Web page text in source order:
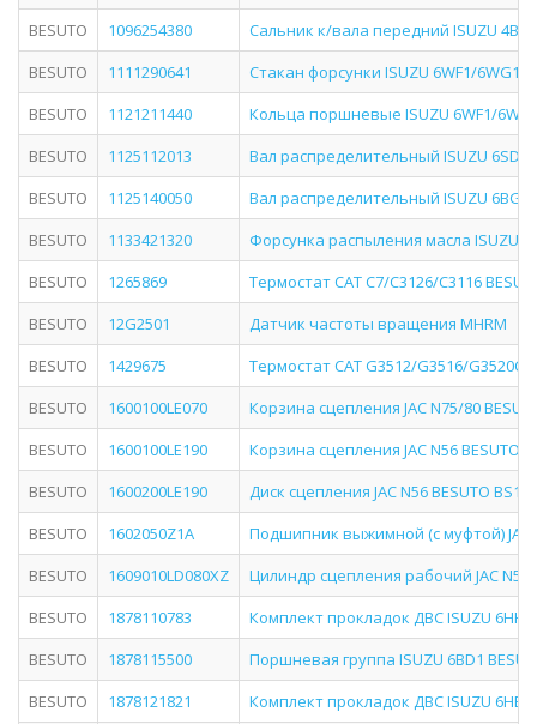
BESUTO
1096254380
Сальник к/вала передний ISUZU
BESUTO
1111290641
Стакан форсунки ISUZU 6WF1/6WG1
BESUTO
1121211440
Кольца поршневые ISUZU 6WF1/6WG1
BESUTO
1125112013
Вал распределительный ISUZU 6SD1
BESUTO
1125140050
Вал распределительный ISUZU 6BG1
BESUTO
1133421320
Форсунка распыления масла ISUZU
BESUTO
1265869
Термостат CAT C7/C3126/C3116
BESUTO
12G2501
Датчик частоты вращения MHRM
BESUTO
1429675
Термостат CAT G3512/G3516/G3520C/
BESUTO
1600100LE070
Корзина сцепления JAC N75/80
BESUTO
1600100LE190
Корзина сцепления JAC N56 BESUTO
BESUTO
1600200LE190
Диск сцепления JAC N56 BESUTO
BESUTO
1602050Z1A
Подшипник выжимной (с муфтой) JAC
BESUTO
1609010LD080XZ
Цилиндр сцепления рабочий JAC N56
BESUTO
1878110783
Комплект прокладок ДВС ISUZU 6HH1
BESUTO
1878115500
Поршневая группа ISUZU 6BD1
BESUTO
1878121821
Комплект прокладок ДВС ISUZU 6HE1